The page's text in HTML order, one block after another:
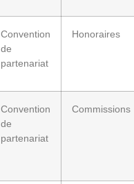
Convention
de
partenariat
Honoraires
Convention
de
partenariat
Commissions